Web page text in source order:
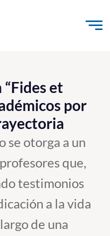
et
por
se otorga a un
que,
testimonios
a la vida
de una